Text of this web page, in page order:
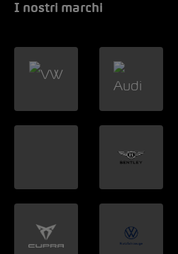
I nostri marchi